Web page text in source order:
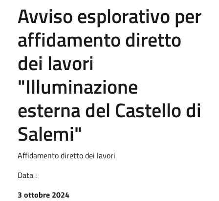
Avviso esplorativo per
affidamento diretto
dei lavori
"Illuminazione
esterna del Castello di
Salemi"
Affidamento diretto dei lavori
Data :
3 ottobre 2024